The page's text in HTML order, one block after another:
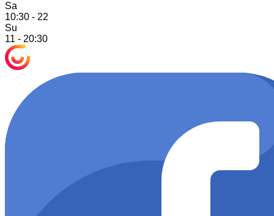
Sa
10:30 - 22
Su
11 - 20:30